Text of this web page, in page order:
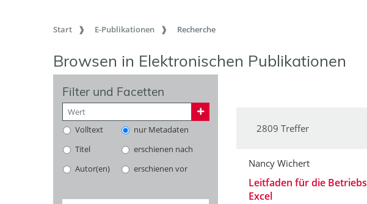
Start E-Publikationen Recherche
Browsen in Elektronischen Publikationen
Filter und Facetten
Volltext
nur Metadaten
Titel
erschienen nach
Autor(en)
erschienen vor
2809 Treffer
Nancy Wichert
Leitfaden für die
Excel